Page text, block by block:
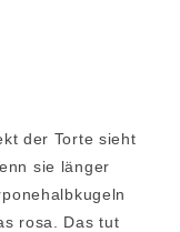
der Torte sieht
sie länger
rosa. Das tut